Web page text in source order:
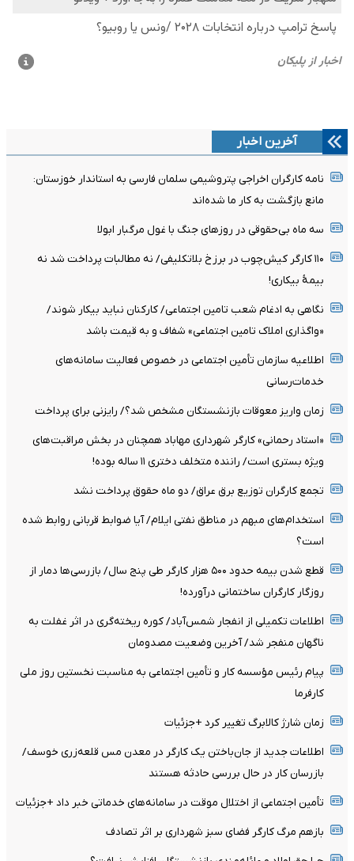
آخرین اخبار
نامه کارگران اخراجی پتروشیمی سلمان فارسی به استاندار خوزستان:
مانع بازگشت به کار ما شده‌اند
سه ماه بی‌حقوقی در روزهای جنگ با غول مرگبار ابولا
۱۱۰ کارگر کیش‌چوب در برزخ بلاتکلیفی/ نه مطالبات پرداخت شد نه
بیمۀ بیکاری!
نگاهی به ادغام شعب تامین اجتماعی/ کارکنان نباید بیکار شوند/
«واگذاری املاک تامین اجتماعی» شفاف و به قیمت باشد
اطلاعیه سازمان تأمین اجتماعی در خصوص فعالیت سامانه‌های
خدمات‌رسانی
زمان واریز معوقات بازنشستگان مشخص شد؟/ رایزنی برای پرداخت
«استاد رحمانی» کارگر شهرداری مهاباد همچنان در بخش مراقبت‌های
ویژه بستری است/ راننده متخلف دختری ۱۱ ساله بوده!
تجمع کارگران توزیع برق عراق/ دو ماه حقوق پرداخت نشد
استخدام‌های مبهم در مناطق نفتی ایلام/ آیا ضوابط قربانی روابط شده
است؟
قطع شدن بیمه حدود ۵۰۰ هزار کارگر طی پنج سال/ بازرسی‌ها دمار از
روزگار کارگران ساختمانی درآورده!
اطلاعات تکمیلی از انفجار شمس‌آباد/ کوره ریخته‌گری در اثر غفلت به
ناگهان منفجر شد/ آخرین وضعیت مصدومان
پیام رئیس مؤسسه کار و تأمین اجتماعی به مناسبت نخستین روز ملی
کارفرما
زمان شارژ کالابرگ تغییر کرد +جزئیات
اطلاعات جدید از جان‌باختن یک کارگر در معدن مس قلعه‌زری خوسف/
بازرسان کار در حال بررسی حادثه هستند
تأمین اجتماعی از اختلال موقت در سامانه‌های خدماتی خبر داد +جزئیات
بازهم مرگ کارگر فضای سبز شهرداری بر اثر تصادف